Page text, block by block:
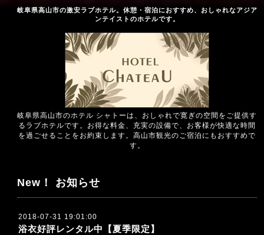
岐阜県高山市の激安ラブホテル。休憩・宿泊におすすめ、おしゃれなアジア
ンテイストのホテルです。
岐阜県高山市のホテル シャトーは、おしゃれで寛ぎの空間をご提供す
るラブホテルです。お得な料金、充実の設備で、お客様が快適な時間
を過ごせることをお約束します。高山市観光のご宿泊にもおすすめで
す。
New！ お知らせ
2018-07-31 19:01:00
浴衣好評レンタル中【夏季限定】